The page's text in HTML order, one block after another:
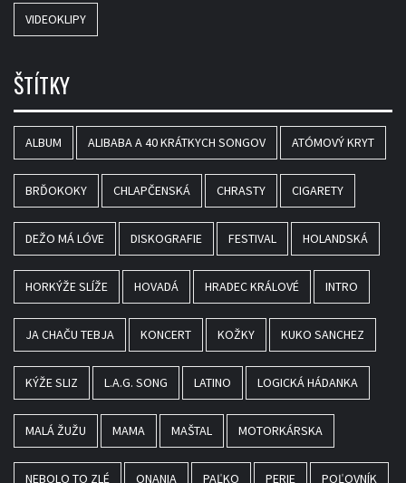
VIDEOKLIPY
ŠTÍTKY
ALBUM ALIBABA A 40 KRÁTKYCH SONGOV ATÓMOVÝ KRYT
BRĎOKOKY CHLAPČENSKÁ CHRASTY CIGARETY
DEŽO MÁ LÓVE DISKOGRAFIE FESTIVAL HOLANDSKÁ
HORKÝŽE SLÍŽE HOVADÁ HRADEC KRÁLOVÉ INTRO
JA CHAČU TEBJA KONCERT KOŽKY KUKO SANCHEZ
KÝŽE SLIZ L.A.G. SONG LATINO LOGICKÁ HÁDANKA
MALÁ ŽUŽU MAMA MAŠTAL MOTORKÁRSKA
NEBOLO TO ZLÉ ONANIA PAĽKO PERIE POĽOVNÍK